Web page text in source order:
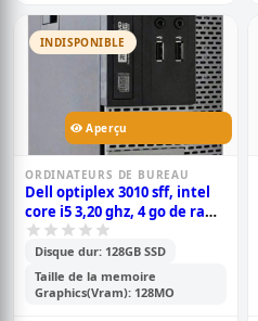
INDISPONIBLE
Aperçu
ORDINATEURS DE BUREAU
Dell optiplex 3010 sff, intel
core i5 3,20 ghz, 4 go de ram
ssd de 128 go, dvd, hdmi,
windows 10 pro
Disque dur: 128GB SSD
Taille de la memoire
Graphics(Vram): 128MO